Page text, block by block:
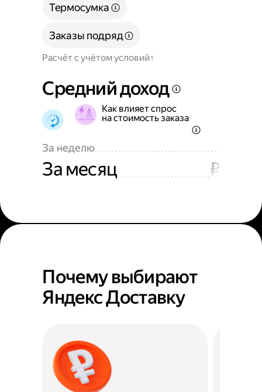
Расчёт с учётом условий
Термосумка
Заказы подряд
Средний доход
Как влияет спрос
на стоимость заказа
За неделю
За месяц ₽
Почему выбирают
Яндекс Доставку